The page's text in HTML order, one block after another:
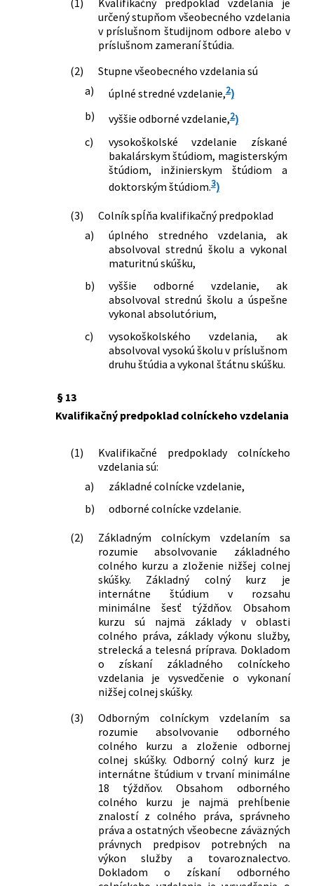
určený stupňom všeobecného vzdelania
v príslušnom študijnom odbore alebo v
príslušnom zameraní štúdia.
(2)
Stupne všeobecného vzdelania sú
a)
úplné stredné vzdelanie,2)
b)
vyššie odborné vzdelanie,2)
c)
vysokoškolské vzdelanie získané
bakalárskym štúdiom, magisterským
štúdiom, inžinierskym štúdiom a
doktorským štúdiom.3)
(3)
Colník spĺňa kvalifikačný predpoklad
a)
úplného stredného vzdelania, ak
absolvoval strednú školu a vykonal
maturitnú skúšku,
b)
vyššie odborné vzdelanie, ak
absolvoval strednú školu a úspešne
vykonal absolutórium,
c)
vysokoškolského vzdelania, ak
absolvoval vysokú školu v príslušnom
druhu štúdia a vykonal štátnu skúšku.
§ 13
Kvalifikačný predpoklad colníckeho vzdelania
(1)
Kvalifikačné predpoklady colníckeho
vzdelania sú:
a)
základné colnícke vzdelanie,
b)
odborné colnícke vzdelanie.
(2)
Základným colníckym vzdelaním sa
rozumie absolvovanie základného
colného kurzu a zloženie nižšej colnej
skúšky. Základný colný kurz je
internátne štúdium v rozsahu
minimálne šesť týždňov. Obsahom
kurzu sú najmä základy v oblasti
colného práva, základy výkonu služby,
strelecká a telesná príprava. Dokladom
o získaní základného colníckeho
vzdelania je vysvedčenie o vykonaní
nižšej colnej skúšky.
(3)
Odborným colníckym vzdelaním sa
rozumie absolvovanie odborného
colného kurzu a zloženie odbornej
colnej skúšky. Odborný colný kurz je
internátne štúdium v trvaní minimálne
18 týždňov. Obsahom odborného
colného kurzu je najmä prehĺbenie
znalostí z colného práva, správneho
práva a ostatných všeobecne záväzných
právnych predpisov potrebných na
výkon služby a tovaroznalectvo.
Dokladom o získaní odborného